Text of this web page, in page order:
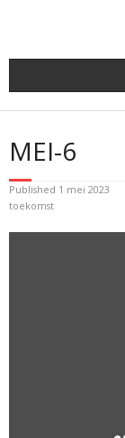
Bakhuys Buiten,
Reserveren &
Bommels Buiten
MEI-6
Published 1 mei 2023
toekomst